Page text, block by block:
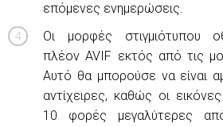
επόμενες ενημερώσεις.
Οι μορφές στιγμιότυπου
πλέον AVIF εκτός από τις
Αυτό θα μπορούσε να είναι
αντίχειρες, καθώς οι
10 φορές μεγαλύτερες